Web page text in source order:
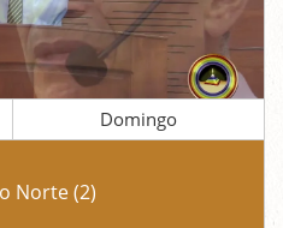
Domingo
Norte (2)